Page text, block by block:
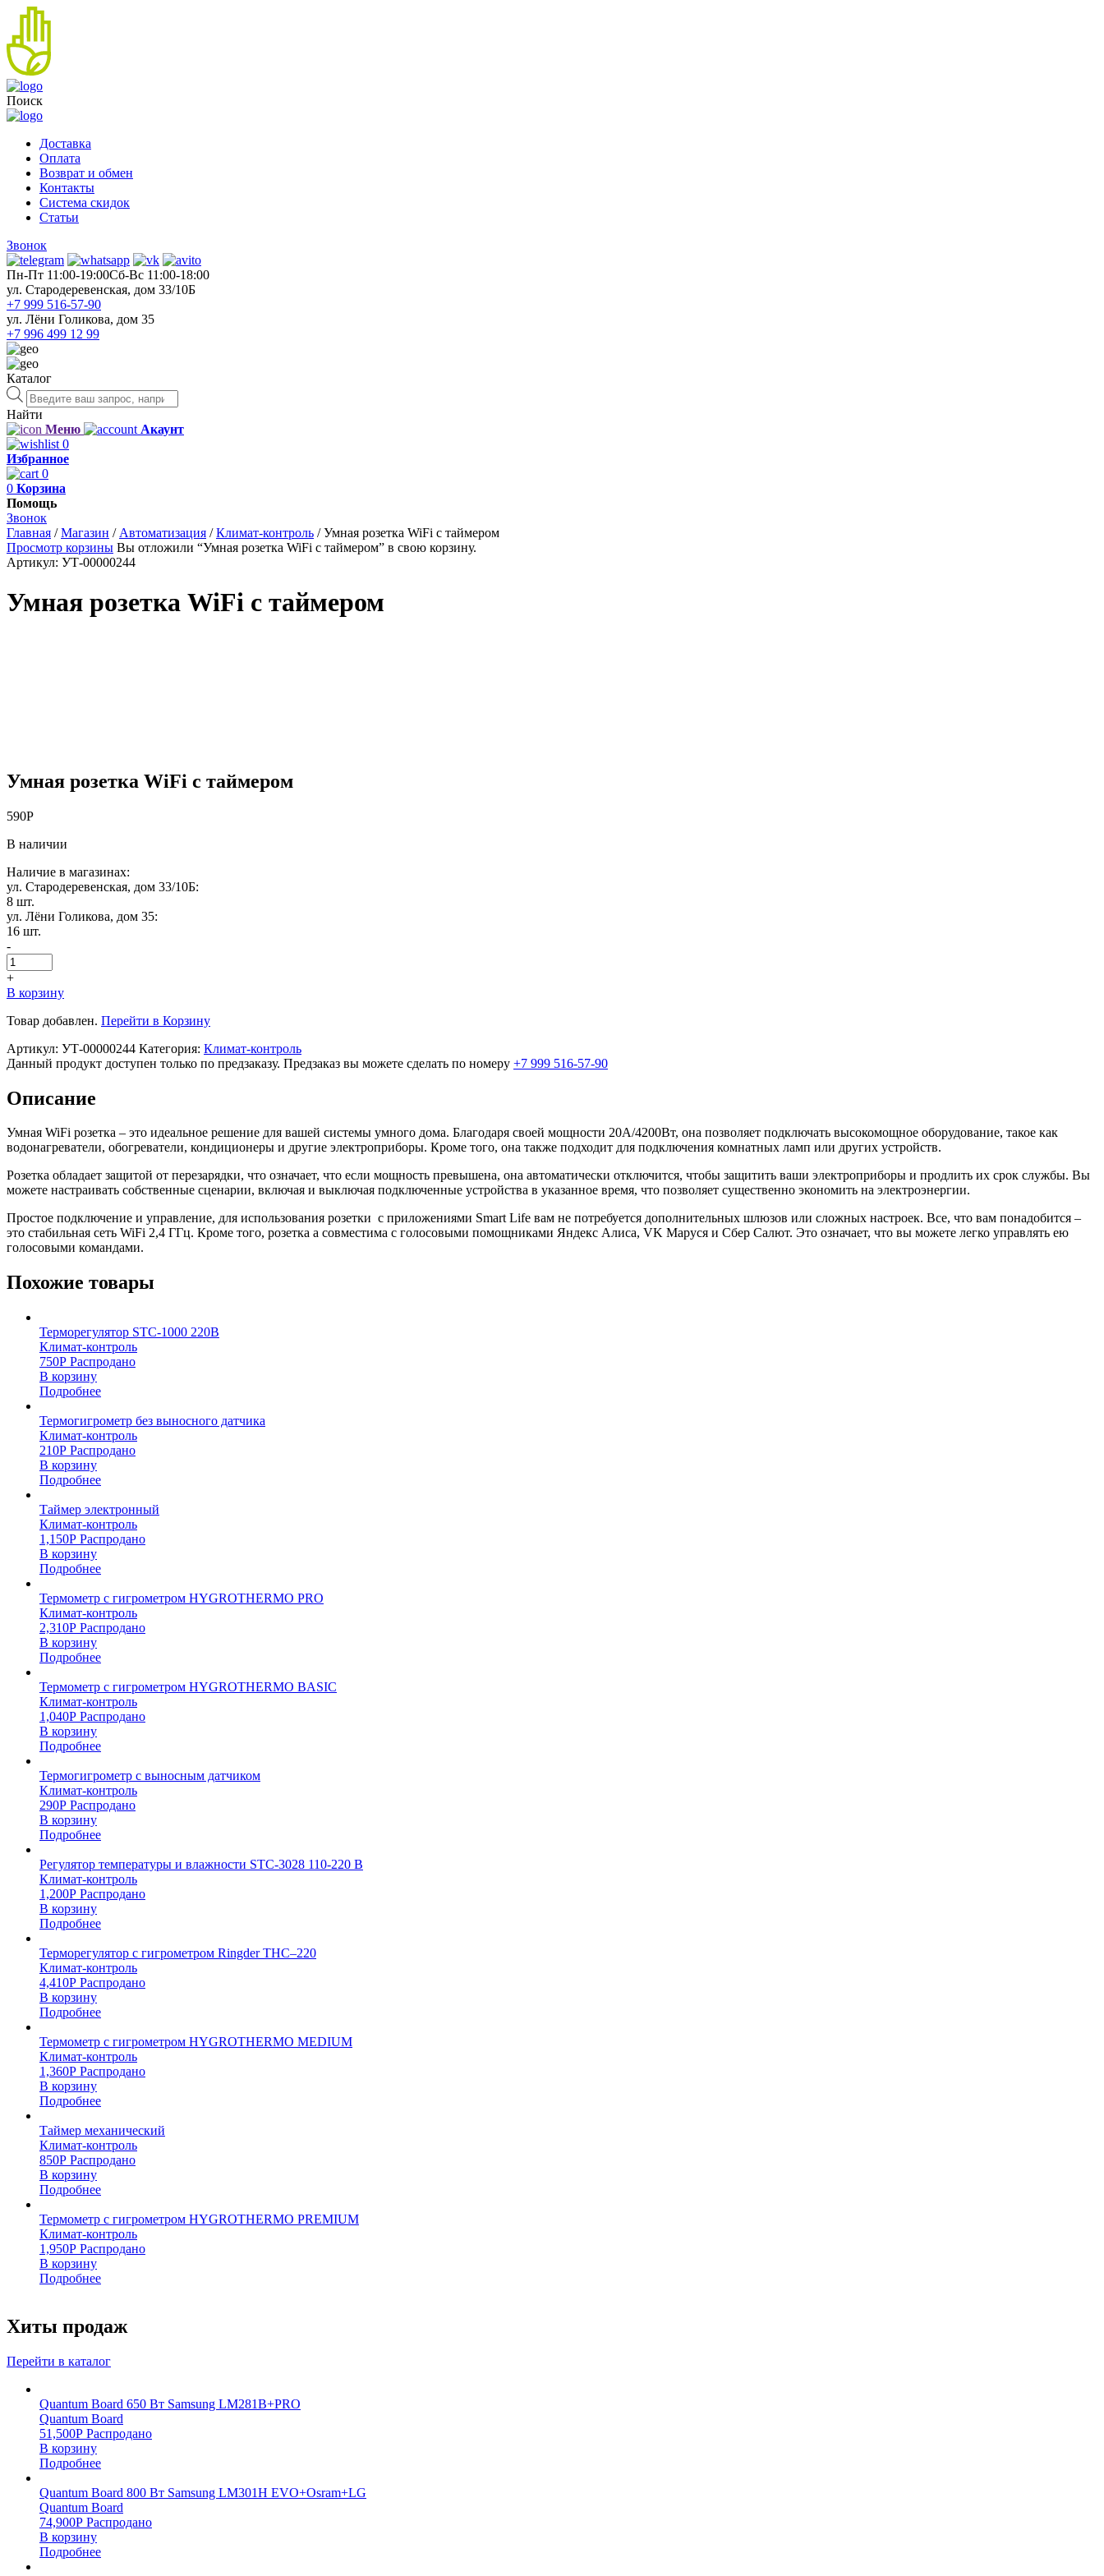
Поиск
Доставка
Оплата
Возврат и обмен
Контакты
Система скидок
Статьи
Звонок
Пн-Пт 11:00-19:00Cб-Вс 11:00-18:00
ул. Стародеревенская, дом 33/10Б
+7 999 516-57-90
ул. Лёни Голикова, дом 35
+7 996 499 12 99
Каталог
Поиск
товаров
Найти
Меню
Акаунт
0
Избранное
0
0 Корзина
Помощь
Звонок
Главная /Магазин / Автоматизация /Климат-контроль /Умная розетка WiFi с таймером
Просмотр корзины Вы отложили “Умная розетка WiFi с таймером” в свою корзину.
Артикул: УТ-00000244
Умная розетка WiFi с таймером
Умная розетка WiFi с таймером
590Р
В наличии
Наличие в магазинах:
ул. Стародеревенская, дом 33/10Б:
8 шт.
ул. Лёни Голикова, дом 35:
16 шт.
-
+
В корзину
Товар добавлен. Перейти в Корзину
Артикул: УТ-00000244 Категория: Климат-контроль
Данный продукт доступен только по предзаказу. Предзаказ вы можете сделать по номеру +7 999 516-57-90
Описание
Умная WiFi розетка – это идеальное решение для вашей системы умного дома. Благодаря своей мощности 20А/4200Вт, она позволяет подключать высокомощное оборудование, такое как
водонагреватели, обогреватели, кондиционеры и другие электроприборы. Кроме того, она также подходит для подключения комнатных ламп или других устройств.
Розетка обладает защитой от перезарядки, что означает, что если мощность превышена, она автоматически отключится, чтобы защитить ваши электроприборы и продлить их срок службы. Вы
можете настраивать собственные сценарии, включая и выключая подключенные устройства в указанное время, что позволяет существенно экономить на электроэнергии.
Простое подключение и управление, для использования розетки с приложениями Smart Life вам не потребуется дополнительных шлюзов или сложных настроек. Все, что вам понадобится –
это стабильная сеть WiFi 2,4 ГГц. Кроме того, розетка a совместима с голосовыми помощниками Яндекс Алиса, VK Маруся и Сбер Салют. Это означает, что вы можете легко управлять ею
голосовыми командами.
Похожие товары
Терморегулятор STC-1000 220В
Климат-контроль
750Р Распродано
В корзину
Подробнее
Термогигрометр без выносного датчика
Климат-контроль
210Р Распродано
В корзину
Подробнее
Таймер электронный
Климат-контроль
1,150Р Распродано
В корзину
Подробнее
Термометр с гигрометром HYGROTHERMO PRO
Климат-контроль
2,310Р Распродано
В корзину
Подробнее
Термометр с гигрометром HYGROTHERMO BASIC
Климат-контроль
1,040Р Распродано
В корзину
Подробнее
Термогигрометр с выносным датчиком
Климат-контроль
290Р Распродано
В корзину
Подробнее
Регулятор температуры и влажности STC-3028 110-220 В
Климат-контроль
1,200Р Распродано
В корзину
Подробнее
Терморегулятор с гигрометром Ringder THC–220
Климат-контроль
4,410Р Распродано
В корзину
Подробнее
Термометр с гигрометром HYGROTHERMO MEDIUM
Климат-контроль
1,360Р Распродано
В корзину
Подробнее
Таймер механический
Климат-контроль
850Р Распродано
В корзину
Подробнее
Термометр с гигрометром HYGROTHERMO PREMIUM
Климат-контроль
1,950Р Распродано
В корзину
Подробнее
Хиты продаж
Перейти в каталог
Quantum Board 650 Вт Samsung LM281B+PRO
Quantum Board
51,500Р Распродано
В корзину
Подробнее
Quantum Board 800 Вт Samsung LM301H EVO+Osram+LG
Quantum Board
74,900Р Распродано
В корзину
Подробнее